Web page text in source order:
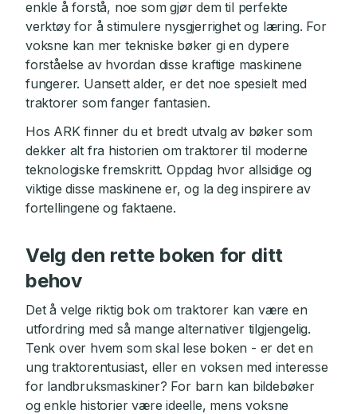
enkle å forstå, noe som gjør dem til perfekte
verktøy for å stimulere nysgjerrighet og læring. For
voksne kan mer tekniske bøker gi en dypere
forståelse av hvordan disse kraftige maskinene
fungerer. Uansett alder, er det noe spesielt med
traktorer som fanger fantasien.
Hos ARK finner du et bredt utvalg av bøker som
dekker alt fra historien om traktorer til moderne
teknologiske fremskritt. Oppdag hvor allsidige og
viktige disse maskinene er, og la deg inspirere av
fortellingene og faktaene.
Velg den rette boken for ditt
behov
Det å velge riktig bok om traktorer kan være en
utfordring med så mange alternativer tilgjengelig.
Tenk over hvem som skal lese boken - er det en
ung traktorentusiast, eller en voksen med interesse
for landbruksmaskiner? For barn kan bildebøker
og enkle historier være ideelle, mens voksne